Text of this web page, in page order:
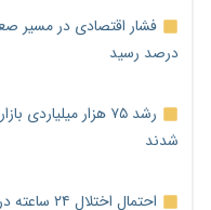
درصد رسید
رشد ۷۵ هزار
شدند
احتمال اختلال ۲۴ ساعته در سامانه‌های تأمین اجتماعی